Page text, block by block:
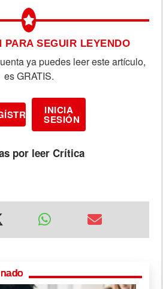
que requiere la intervención
salud mental?
PARA SEGUIR LEYENDO
ya puedes leer este artículo,
es GRATIS.
INICIA
SESIÓN
por leer Crítica